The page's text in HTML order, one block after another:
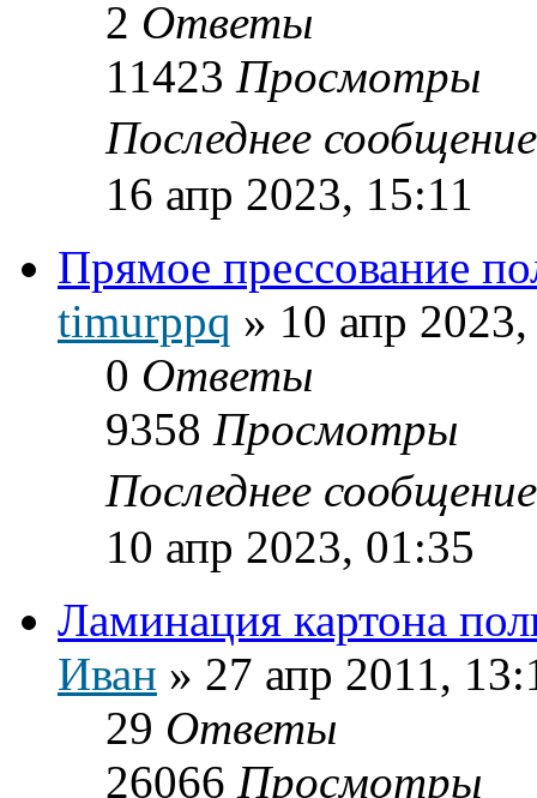
2 Ответы
11423 Просмотры
Последнее
16 апр 2023, 15:11
Прямое прессование
timurppq » 10 апр
0 Ответы
9358 Просмотры
Последнее
10 апр 2023, 01:35
Ламинация картона
Иван » 27 апр 2011,
29 Ответы
26066 Просмотры